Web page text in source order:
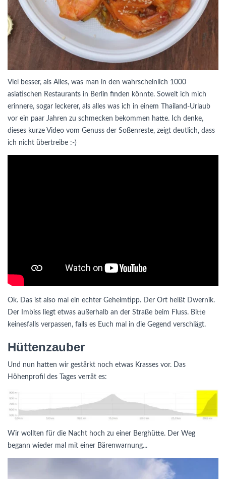
Viel besser, als Alles, was man in den wahrscheinlich 1000
asiatischen Restaurants in Berlin finden könnte. Soweit ich mich
erinnere, sogar leckerer, als alles was ich in einem Thailand-Urlaub
vor ein paar Jahren zu schmecken bekommen hatte. Ich denke,
dieses kurze Video vom Genuss der Soßenreste, zeigt deutlich, dass
ich nicht übertreibe :-)
Ok. Das ist also mal ein echter Geheimtipp. Der Ort heißt Dwernik.
Der Imbiss liegt etwas außerhalb an der Straße beim Fluss. Bitte
keinesfalls verpassen, falls es Euch mal in die Gegend verschlägt.
Hüttenzauber
Und nun hatten wir gestärkt noch etwas Krasses vor. Das
Höhenprofil des Tages verrät es:
Wir wollten für die Nacht hoch zu einer Berghütte. Der Weg
begann wieder mal mit einer Bärenwarnung...